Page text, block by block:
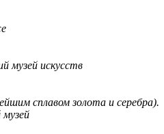
музей искусств
сплавом золота и серебра).